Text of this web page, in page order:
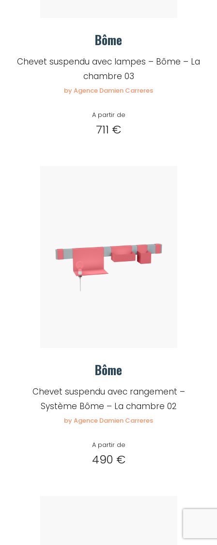
Bôme
Chevet suspendu avec lampes – Bôme – La
chambre 03
by Agence Damien Carreres
A partir de
711 €
Bôme
Chevet suspendu avec rangement –
Système Bôme – La chambre 02
by Agence Damien Carreres
A partir de
490 €